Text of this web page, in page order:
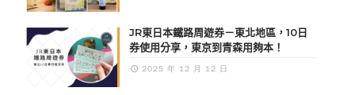
JR東日本鐵路周遊券－東北地區，10日
券使用分享，東京到青森用夠本！
2025 年 12 月 12 日